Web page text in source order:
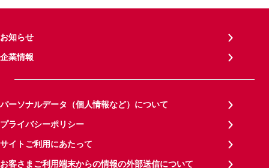
お知らせ
企業情報
パーソナルデータ（個人情報など）について
プライバシーポリシー
サイトご利用にあたって
お客さまご利用端末からの情報の外部送信について